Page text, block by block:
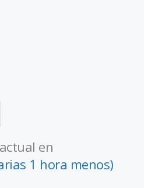
en
1 hora menos)